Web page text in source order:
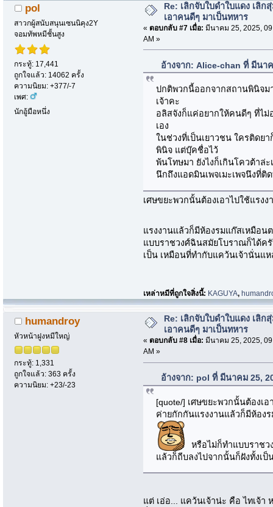
pol
สาวกผู้สนับสนุนเซนนิคุง2Y
จอมทัพหมีชั้นสูง
กระทู้: 17,441
ถูกใจแล้ว: 14062 ครั้ง
ความนิยม: +377/-7
เพศ:
นักอู้มือหนึ่ง
Re: เลิกจับใบดำใบแดง เลิก
เอาคนดีๆ มาเป็นทหาร
« ตอบกลับ #7 เมื่อ: มีนาคม 25, 2025,
AM »
อ้างจาก: Alice-chan ที่ มีนา
ปกติพวกนี้ออกจากสถานพินิจม
เจ้าคะ
อลิสจังก็แค่อยากให้คนดีๆ ที่ไม่
เอง
ในช่วงที่เป็นเยาวชน ใครติดย
พินิจ แต่บุ๊คชื่อไว้
พ้นโทษมา ยังไงก็เกินโควต้าล่
นึกถึงแอดมินเพจเมะเพจนึงที่ติ
เศษขยะพวกนั้นต้องเอาไปใช้แร
แรงงานแล้วก็มีห้องรมแก๊สเหมือ
แบบราชวงศ์ฉินสมัยโบราณก็ได้ค
เป็น เหมือนที่ทำกับแคว้นเจ้านั่นแห
เหล่าหมีที่ถูกใจสิ่งนี้: KAGUYA,
humandroy
หัวหน้าฝูงหมีใหญ่
กระทู้: 1,331
ถูกใจแล้ว: 363 ครั้ง
ความนิยม: +23/-23
Re: เลิกจับใบดำใบแดง เลิก
เอาคนดีๆ มาเป็นทหาร
« ตอบกลับ #8 เมื่อ: มีนาคม 25, 2025,
AM »
อ้างจาก: pol ที่ มีนาคม 25,
[quote/] เศษขยะพวกนั้นต้องเ
ค่ายกักกันแรงงานแล้วก็มีห้อง
หรือไม่ก็ทำแบบราช
แล้วก็ถีบลงไปจากนั้นก็ฝังทั้งเ
แต่ เอ่อ... แคว้นเจ้าน่ะ คือ ไทเจ้